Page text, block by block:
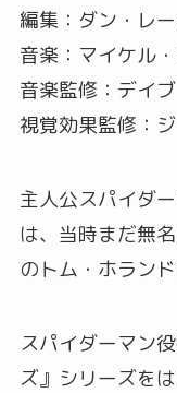
編集：ダン・レ
音楽：マイケル
音楽監修：デイ
視覚効果監修：
主人公スパイダ
は、当時まだ無
のトム・ホラン
スパイダーマン
ズ』シリーズを